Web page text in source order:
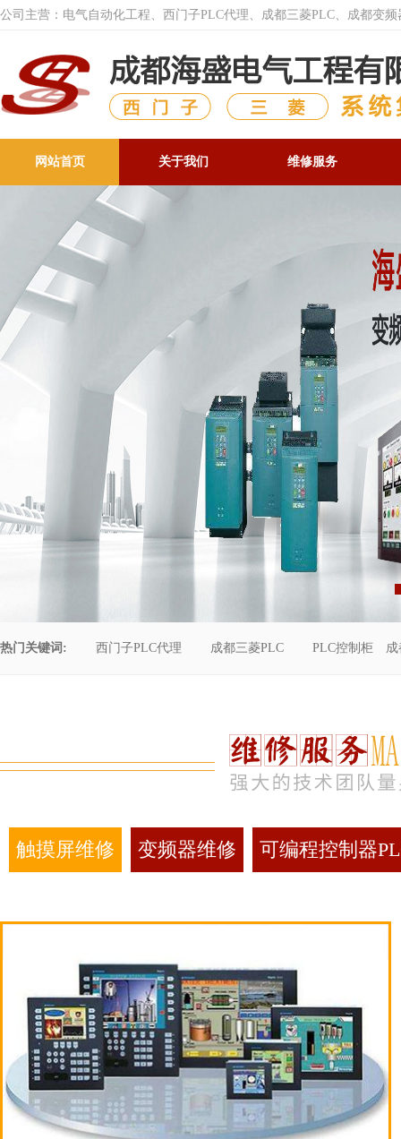
公司主营：电气自动化工程、西门子PLC代理、成都三菱PLC、成都变
网站首页 关于我们 维修服务
热门关键词: 西门子PLC代理 成都三菱PLC PLC控制柜
触摸屏维修 变频器维修 可编程控制器